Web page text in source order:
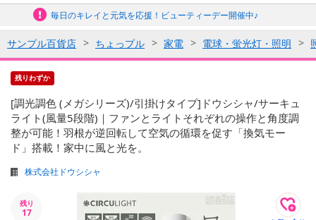
毎日のキレイと元気を応援！ビューティーデー開催中♪
サンプル百貨店 ちょっプル 家電 電球・蛍光灯・照明
残りわずか
[調光調色 (メガシリーズ)/引掛けタイプ]ドウシシャ/サーキュ
ライト(風量5段階)｜ファンとライトそれぞれの操作と角度調
整が可能！羽根が逆回転して空気の循環を促す「換気モー
ド」搭載！家中に風と光を。
株式会社ドウシシャ
残り
17